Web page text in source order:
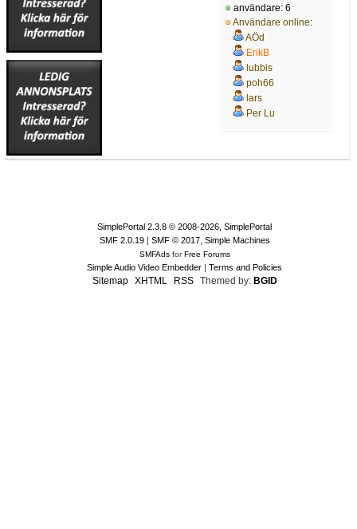
användare: 6
Användare online:
AÖd
ErikB
lubbis
poh66
lars
Per Lu
SimplePortal 2.3.8 © 2008-2026, SimplePortal
SMF 2.0.19| SMF © 2017, Simple Machines
SMFAdsforFree Forums
Simple Audio Video Embedder | Terms and Policies
Sitemap XHTML RSS Themed by: BGID